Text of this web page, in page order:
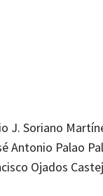
J. Soriano
Antonio Palao
Ojados